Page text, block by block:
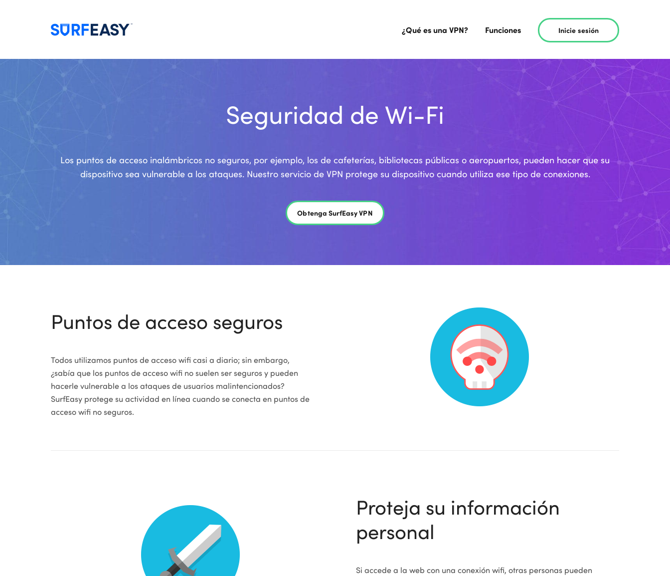
¿Qué es una VPN? Funciones Inicie sesión
Seguridad de Wi-Fi
Los puntos de acceso inalámbricos no seguros, por ejemplo, los de cafeterías, bibliotecas públicas o aeropuertos, pueden hacer que su
dispositivo sea vulnerable a los ataques. Nuestro servicio de VPN protege su dispositivo cuando utiliza ese tipo de conexiones.
Obtenga SurfEasy VPN
Puntos de acceso seguros
Todos utilizamos puntos de acceso wifi casi a diario; sin embargo,
¿sabía que los puntos de acceso wifi no suelen ser seguros y pueden
hacerle vulnerable a los ataques de usuarios malintencionados?
SurfEasy protege su actividad en línea cuando se conecta en puntos de
acceso wifi no seguros.
Proteja su información
personal
Si accede a la web con una conexión wifi, otras personas pueden